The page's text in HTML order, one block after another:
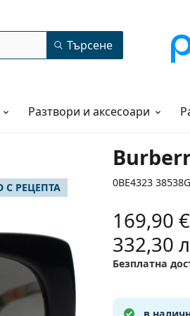
Търсене
Разтвори и аксесоари
0BE4323
РЕЦЕПТА
169,90 €
332,30
Безплатна